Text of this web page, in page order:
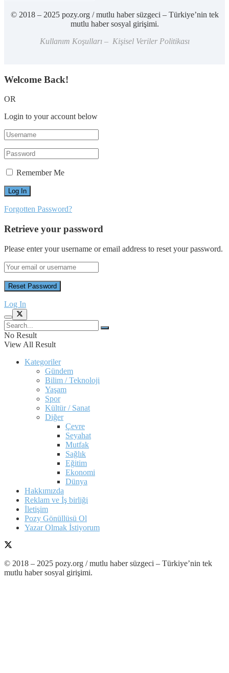
© 2018 – 2025 pozy.org / mutlu haber süzgeci – Türkiye’nin tek
mutlu haber sosyal girişimi.
Kullanım Koşulları – Kişisel Veriler Politikası
Welcome Back!
OR
Login to your account below
Remember Me
Forgotten Password?
Retrieve your password
Please enter your username or email address to reset your password.
Log In
No Result
View All Result
Kategoriler
Gündem
Bilim / Teknoloji
Yaşam
Spor
Kültür / Sanat
Diğer
Çevre
Seyahat
Mutfak
Sağlık
Eğitim
Ekonomi
Dünya
Hakkımızda
Reklam ve İş birliği
İletişim
Pozy Gönüllüsü Ol
Yazar Olmak İstiyorum
© 2018 – 2025 pozy.org / mutlu haber süzgeci – Türkiye’nin tek
mutlu haber sosyal girişimi.